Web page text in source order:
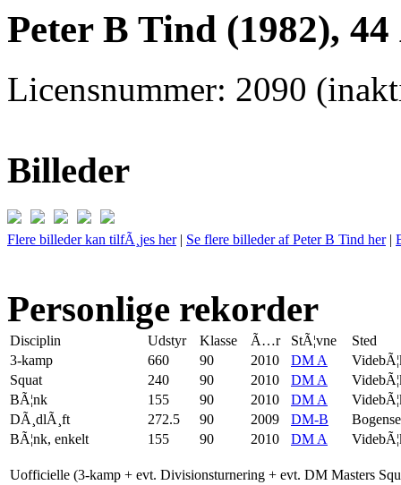
Peter B Tind (1982),
Licensnummer: 2090
Billeder
Flere billeder kan tilfÃ¸jes her| Se flere billeder af Peter B Tind her|
Personlige rekorder
Disciplin Udstyr Klasse Ã…r StÃ¦vne
Sted
3-kamp
660 90 2010 DM A
Squat
240 90 2010 DM A
BÃ¦nk
155 90 2010 DM A
DÃ¸dlÃ¸ft
272.5 90 2009 DM-B
Bogense
BÃ¦nk, enkelt
155 90 2010 DM A
Uofficielle (3-kamp + evt. Divisionsturnering + evt. DM Masters